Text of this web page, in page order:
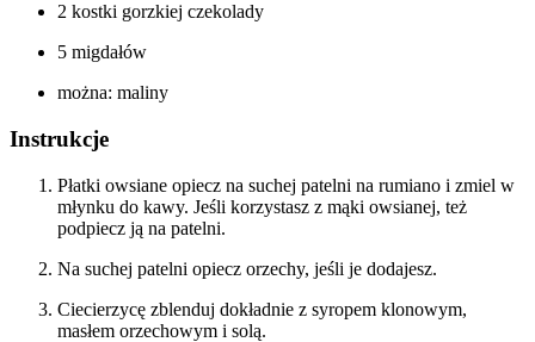
2 kostki gorzkiej czekolady
5 migdałów
można: maliny
Instrukcje
Płatki owsiane opiecz na suchej patelni na rumiano i zmiel w
młynku do kawy. Jeśli korzystasz z mąki owsianej, też
podpiecz ją na patelni.
Na suchej patelni opiecz orzechy, jeśli je dodajesz.
Ciecierzycę zblenduj dokładnie z syropem klonowym,
masłem orzechowym i solą.